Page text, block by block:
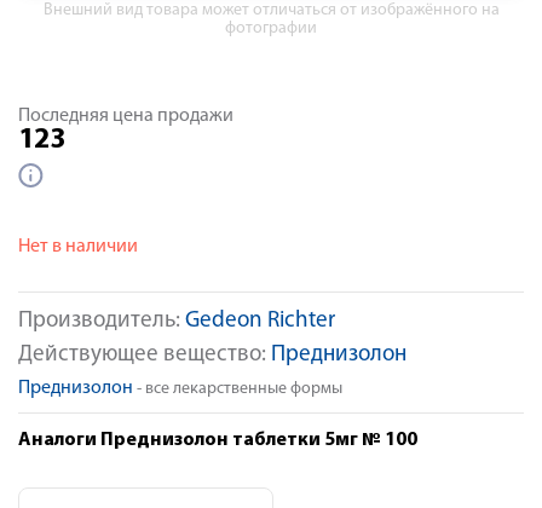
Внешний вид товара может отличаться от изображённого на
фотографии
Производитель: Gedeon Richter
Действующее вещество: Преднизолон
Преднизолон - все лекарственные формы
Последняя цена продажи
123
Нет в наличии
Аналоги Преднизолон таблетки 5мг № 100